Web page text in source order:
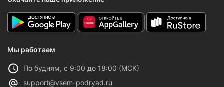
Мы работаем
По будням, с 9:00 до 18:00 (МСК)
support@vsem-podryad.ru